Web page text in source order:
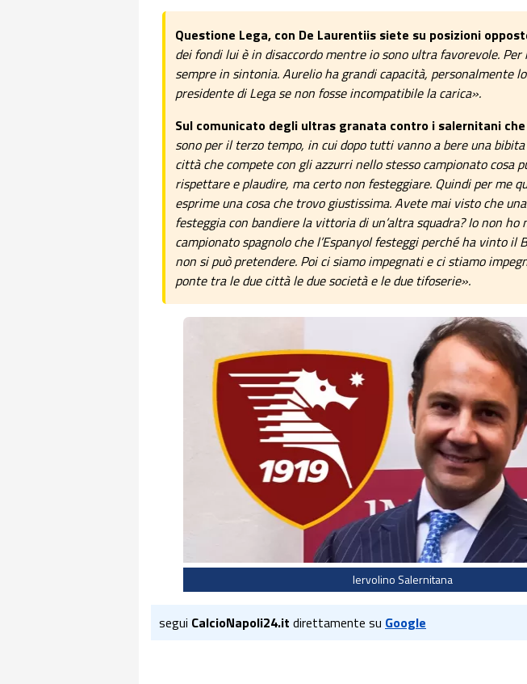
Questione Lega, con De Laurentiis siete su posizioni
dei fondi lui è in disaccordo mentre io sono ultra favorevole. Per
sempre in sintonia. Aurelio ha grandi capacità, personalmente
presidente di Lega se non fosse incompatibile la carica».
Sul comunicato degli ultras granata contro i salernitani
sono per il terzo tempo, in cui dopo tutti vanno a bere una
città che compete con gli azzurri nello stesso campionato cosa
rispettare e plaudire, ma certo non festeggiare. Quindi per me
esprime una cosa che trovo giustissima. Avete mai visto che
festeggia con bandiere la vittoria di un’altra squadra? Io non ho
campionato spagnolo che l’Espanyol festeggi perché ha vinto il
non si può pretendere. Poi ci siamo impegnati e ci stiamo
ponte tra le due città le due società e le due tifoserie».
Iervolino Salernitana
segui CalcioNapoli24.it direttamente su Google